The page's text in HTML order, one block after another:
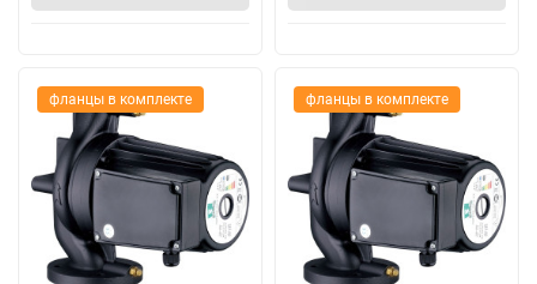
фланцы в комплекте фланцы в комплекте